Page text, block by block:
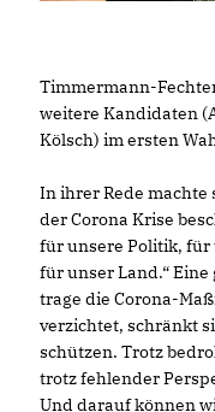
Timmermann-
weitere Kandidaten
Kölsch) im ersten
In ihrer Rede machte
der Corona Krise
für unsere Politik, für
für unser Land.“
trage die Corona-
verzichtet, schränkt
schützen. Trotz
trotz fehlender
Und darauf können